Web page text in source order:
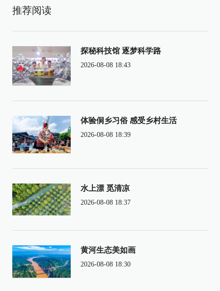
推荐阅读
探秘科技馆 逐梦科学路
2026-08-08 18:43
体验侗乡习俗 感受乡村生活
2026-08-08 18:39
水上漂 觅清凉
2026-08-08 18:37
黄河生态美如画
2026-08-08 18:30